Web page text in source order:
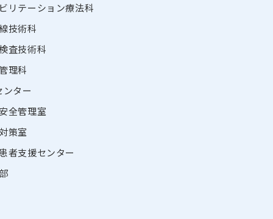
リテーション療法科
技術科
査技術科
理科
ンター
全管理室
策室
者支援センター